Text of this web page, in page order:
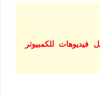
فيديوهات للكمبيوتر